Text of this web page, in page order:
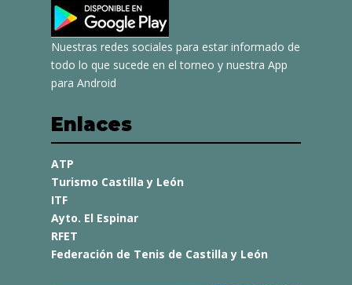
Nuestras redes sociales para estar informado de
todo lo que sucede en el torneo y nuestra App
para Android
Enlaces
ATP
Turismo Castilla y León
ITF
Ayto. El Espinar
RFET
Federación de Tenis de Castilla y León